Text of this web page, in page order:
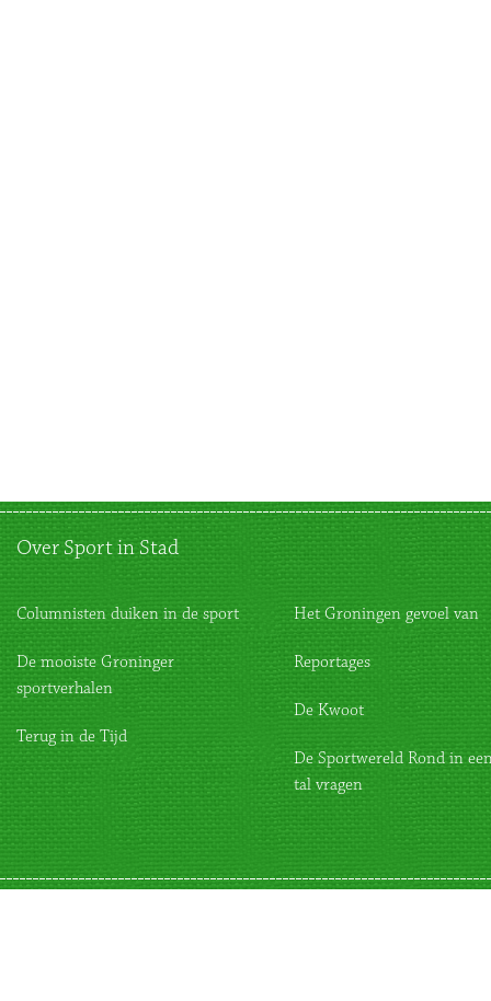
Over Sport in Stad
Columnisten duiken in de sport
De mooiste Groninger
sportverhalen
Terug in de Tijd
Het Groningen gevoel van
Reportages
De Kwoot
De Sportwereld Rond in
tal vragen